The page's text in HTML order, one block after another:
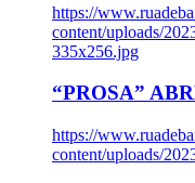
https://
content/uploads/
335x256.jpg
“PROSA”
https://
content/uploads/